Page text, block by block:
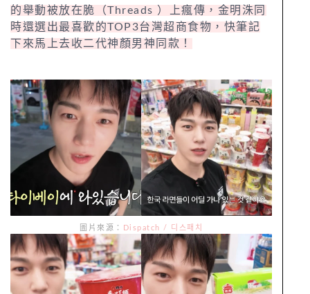
的舉動被放在脆（Threads ）上瘋傳，金明洙同
時還選出最喜歡的TOP3台灣超商食物，快筆記
下來馬上去收二代神顏男神同款！
圖片來源： Dispatch / 디스패치